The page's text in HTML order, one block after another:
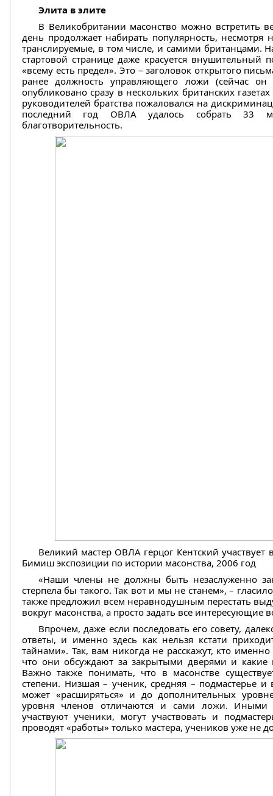
Элита в элите
В Великобритании масонство можно встретить
день продолжает набирать популярность, несмотря
транслируемые, в том числе, и самими британцами.
стартовой странице даже красуется внушительный
«всему есть предел». Это – заголовок открытого
ранее должность управляющего ложи (сейчас он
опубликовано сразу в нескольких британских
руководителей братства пожаловался на
последний год ОВЛА удалось собрать 33
благотворительность.
Великий мастер ОВЛА герцог Кентский участвует
Бимиш экспозиции по истории масонства, 2006 год
«Наши члены не должны быть незаслуженно
стерпела бы такого. Так вот и мы не станем», –
также предложил всем неравнодушным перестать
вокруг масонства, а просто задать все
Впрочем, даже если последовать его совету,
ответы, и именно здесь как нельзя кстати
тайнами». Так, вам никогда не расскажут, кто
что они обсуждают за закрытыми дверями и
Важно также понимать, что в масонстве
степени. Низшая – ученик, средняя – подмастерье
может «расширяться» и до дополнительных
уровня членов отличаются и сами ложи. Иными
участвуют ученики, могут участвовать и
проводят «работы» только мастера, учеников уже не